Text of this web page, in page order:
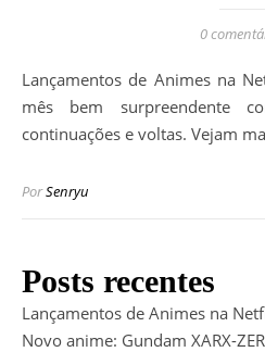
0
Lançamentos de Animes na Netflix em Janeiro/2025. Um
mês bem surpreendente
continuações e voltas. Vejam
PorSenryu
Posts recentes
Lançamentos de Animes na
Novo anime: Gundam XARX-